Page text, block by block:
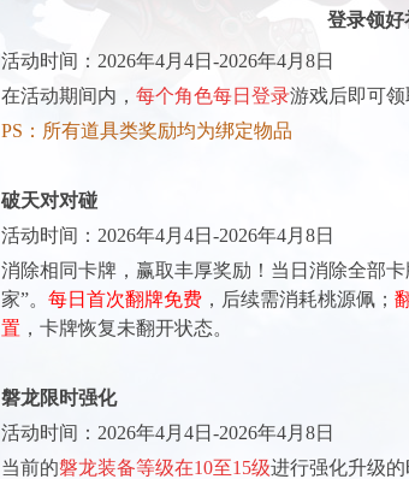
登录领好
活动时间： 2026年4月 4日-2026年4月 8日
在活动期间内， 每个角色每日登录游戏后即可领
PS：所有道具类奖励均为绑定物品
破天对对碰
活动时间： 2026年4月 4日-2026年4月 8日
消除相同卡牌，赢取丰厚奖励！当日消除全部
家”。 每日首次翻牌免费 ，后续需消耗桃源佩；
置 ，卡牌恢复未翻开状态。
磐龙限时强化
活动时间： 2026年4月 4日-2026年4月 8日
当前的磐龙装备等级在10至15级进行强化升级